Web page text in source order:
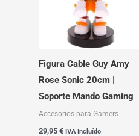
Figura Cable Guy Amy
Rose Sonic 20cm |
Soporte Mando Gaming
Accesorios para Gamers
29,95 € IVA Incluído